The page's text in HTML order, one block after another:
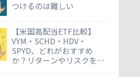
つけるのは難しい
【米国高配当ETF比較】
VYM・SCHD・HDV・
SPYD、どれがおすすめ
か？リターンやリスクを徹